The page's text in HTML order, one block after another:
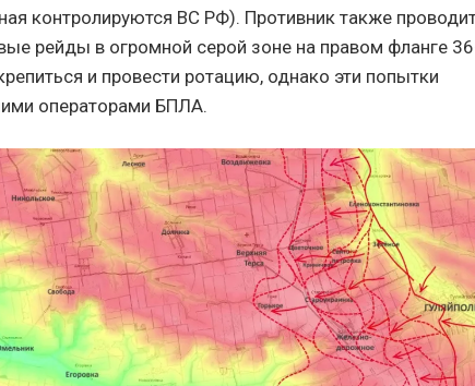
контролируются ВС РФ). Противник также
рейды в огромной серой зоне на правом фланге
и провести ротацию, однако эти попытки
операторами БПЛА.